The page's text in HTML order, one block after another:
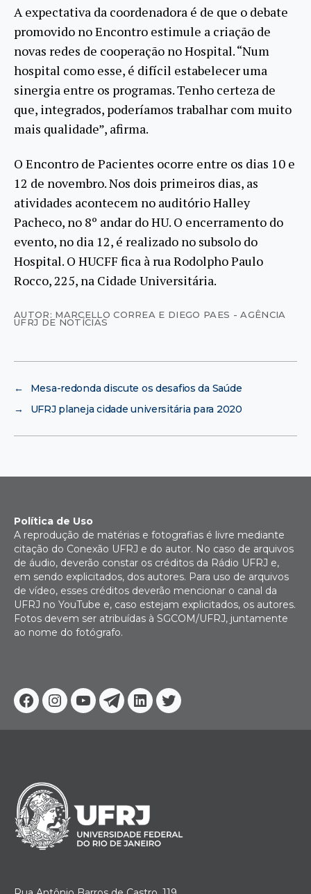
A expectativa da coordenadora é de que o debate
promovido no Encontro estimule a criação de
novas redes de cooperação no Hospital. “Num
hospital como esse, é difícil estabelecer uma
sinergia entre os programas. Tenho certeza de
que, integrados, poderíamos trabalhar com muito
mais qualidade”, afirma.
O Encontro de Pacientes ocorre entre os dias 10 e
12 de novembro. Nos dois primeiros dias, as
atividades acontecem no auditório Halley
Pacheco, no 8º andar do HU. O encerramento do
evento, no dia 12, é realizado no subsolo do
Hospital. O HUCFF fica à rua Rodolpho Paulo
Rocco, 225, na Cidade Universitária.
AUTOR: MARCELLO CORREA E DIEGO PAES - AGÊNCIA
UFRJ DE NOTÍCIAS
←
Mesa-redonda discute os desafios da Saúde
→
UFRJ planeja cidade universitária para 2020
Facebook
Instagram
YoutubeTelegram
Linkedin
Twitter
Política de Uso
A reprodução de matérias e fotografias é livre mediante
citação do Conexão UFRJ e do autor. No caso de arquivos
de áudio, deverão constar os créditos da Rádio UFRJ e,
em sendo explicitados, dos autores. Para uso de arquivos
de vídeo, esses créditos deverão mencionar o canal da
UFRJ no YouTube e, caso estejam explicitados, os autores.
Fotos devem ser atribuídas à SGCOM/UFRJ, juntamente
ao nome do fotógrafo.